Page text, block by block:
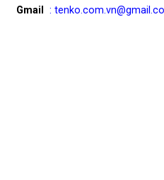
Gmail
: